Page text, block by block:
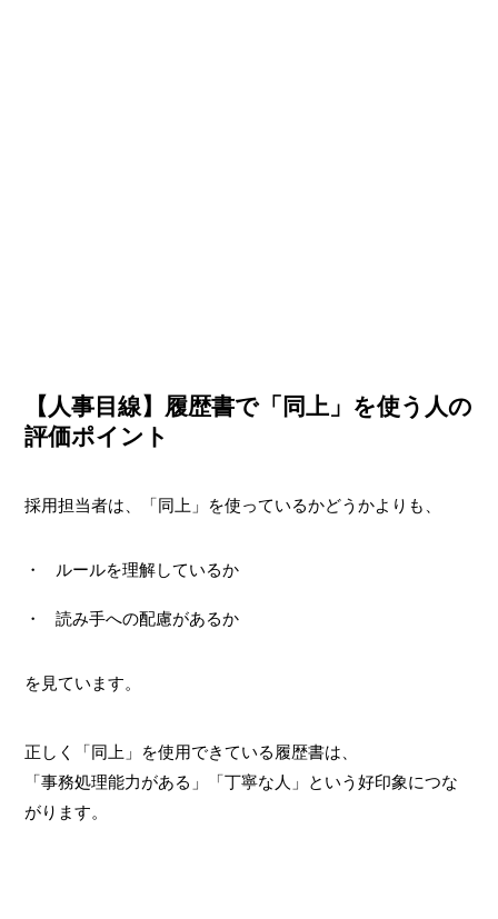
【人事目線】履歴書で「同上」を使う人の
評価ポイント
採用担当者は、「同上」を使っているかどうかよりも、
ルールを理解しているか
読み手への配慮があるか
を見ています。
正しく「同上」を使用できている履歴書は、
「事務処理能力がある」「丁寧な人」という好印象につな
がります。